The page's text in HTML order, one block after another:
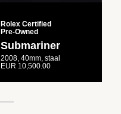
Rolex Certified
Pre‑Owned
Submariner
2008, 40mm, staal
EUR 10,500.00